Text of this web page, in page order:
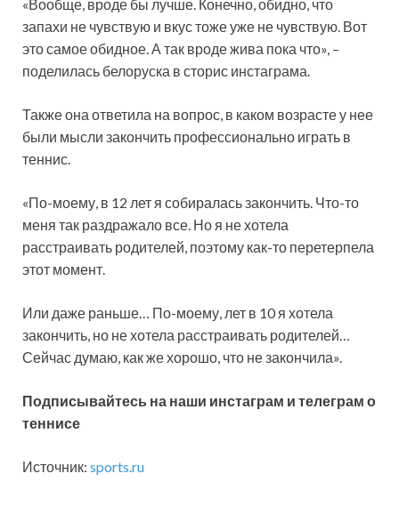
«Вообще, вроде бы лучше. Конечно, обидно, что
запахи не чувствую и вкус тоже уже не чувствую. Вот
это самое обидное. А так вроде жива пока что», –
поделилась белоруска в сторис инстаграма.
Также она ответила на вопрос, в каком возрасте у нее
были мысли закончить профессионально играть в
теннис.
«По-моему, в 12 лет я собиралась закончить. Что-то
меня так раздражало все. Но я не хотела
расстраивать родителей, поэтому как-то перетерпела
этот момент.
Или даже раньше… По-моему, лет в 10 я хотела
закончить, но не хотела расстраивать родителей…
Сейчас думаю, как же хорошо, что не закончила».
Подписывайтесь на наши инстаграм и телеграм о
теннисе
Источник: sports.ru